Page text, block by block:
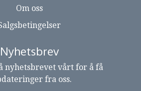
Om oss
Nyhetsbrev
nyhetsbrevet vårt for å få
fra oss.